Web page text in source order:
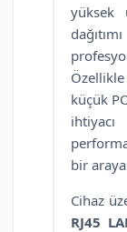
yüksek
küçük
bir
Cihaz
RJ45